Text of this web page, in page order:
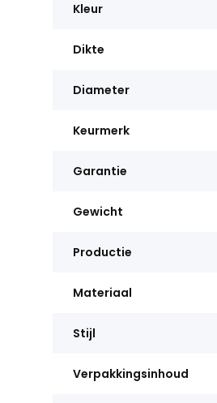
Kleur
Dikte
Diameter
Keurmerk
Garantie
Gewicht
Productie
Materiaal
Stijl
Verpakkingsinhoud